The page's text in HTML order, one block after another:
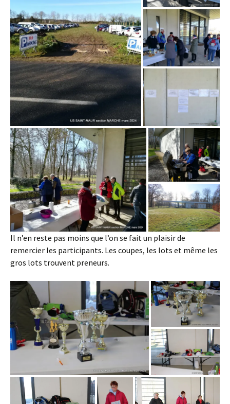
Il n’en reste pas moins que l’on se fait un plaisir de
remercier les participants. Les coupes, les lots et même les
gros lots trouvent preneurs.